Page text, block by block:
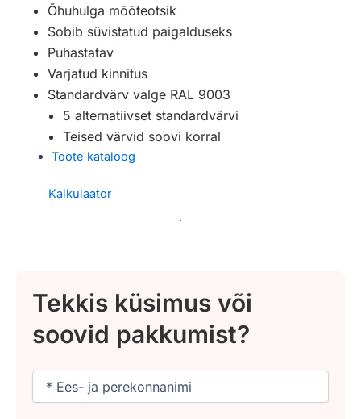
Õhuhulga mõõteotsik
Sobib süvistatud paigalduseks
Puhastatav
Varjatud kinnitus
Standardvärv valge RAL 9003
5 alternatiivset standardvärvi
Teised värvid soovi korral
Toote kataloog
Kalkulaator
Tekkis küsimus või
soovid pakkumist?
Nimi